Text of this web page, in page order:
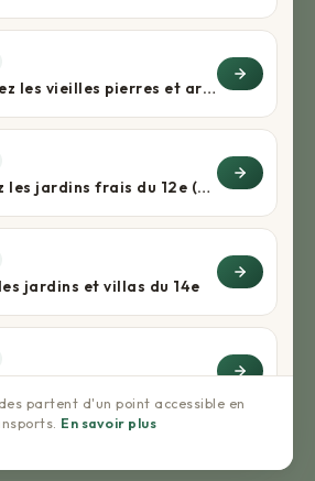
Rencontrez les vieilles pierres et arbres du 5e
Traversez les jardins frais du 12e (+apéro) !
jardins et villas du 14e
partent d'un point accessible en
En savoir plus